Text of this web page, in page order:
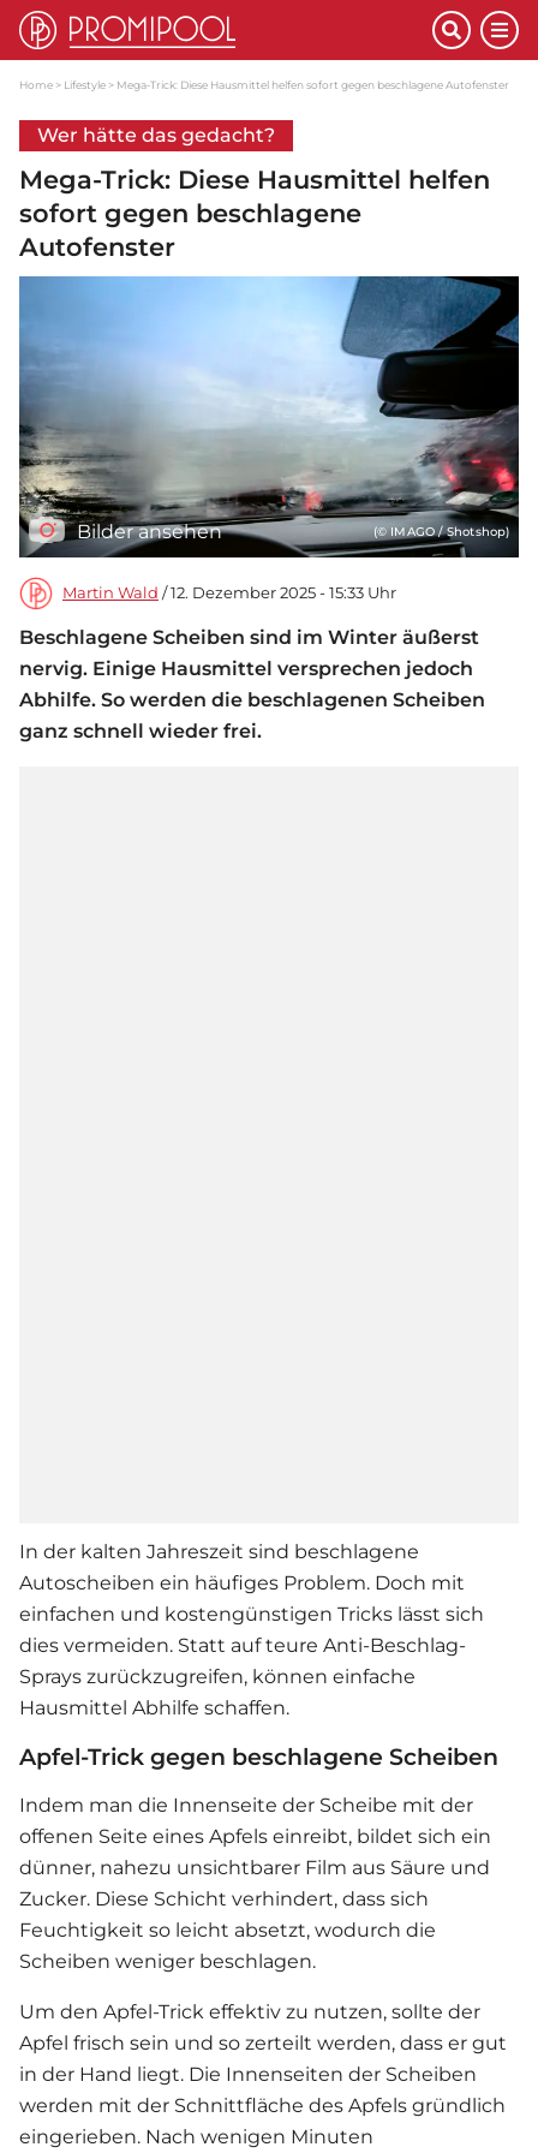
Home Lifestyle Mega-Trick: Diese Hausmittel helfen sofort gegen beschlagene Autofenster
Wer hätte das gedacht?
Mega-Trick: Diese Hausmittel helfen
sofort gegen beschlagene
Autofenster
Bilder ansehen (© IMAGO / Shotshop)
Martin Wald / 12. Dezember 2025 - 15:33 Uhr
Beschlagene Scheiben sind im Winter äußerst
nervig. Einige Hausmittel versprechen jedoch
Abhilfe. So werden die beschlagenen Scheiben
ganz schnell wieder frei.
In der kalten Jahreszeit sind beschlagene
Autoscheiben ein häufiges Problem. Doch mit
einfachen und kostengünstigen Tricks lässt sich
dies vermeiden. Statt auf teure Anti-Beschlag-
Sprays zurückzugreifen, können einfache
Hausmittel Abhilfe schaffen.
Apfel-Trick gegen beschlagene Scheiben
Indem man die Innenseite der Scheibe mit der
offenen Seite eines Apfels einreibt, bildet sich ein
dünner, nahezu unsichtbarer Film aus Säure und
Zucker. Diese Schicht verhindert, dass sich
Feuchtigkeit so leicht absetzt, wodurch die
Scheiben weniger beschlagen.
Um den Apfel-Trick effektiv zu nutzen, sollte der
Apfel frisch sein und so zerteilt werden, dass er gut
in der Hand liegt. Die Innenseiten der Scheiben
werden mit der Schnittfläche des Apfels gründlich
eingerieben. Nach wenigen Minuten